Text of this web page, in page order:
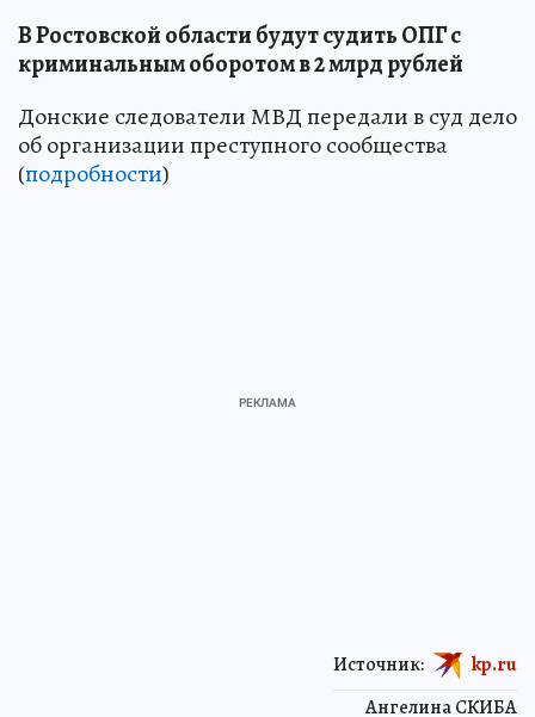
В Ростовской области будут судить ОПГ с
криминальным оборотом в 2 млрд рублей
Донские следователи МВД передали в суд дело
об организации преступного сообщества
(подробности)
Ангелина СКИБА
Источник: kp.ru